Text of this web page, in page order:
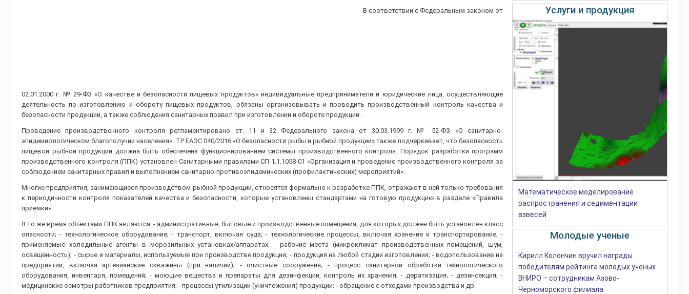
В соответствии с Федеральным законом от
02.01.2000 г. № 29-ФЗ «О качестве и безопасности пищевых продуктов» индивидуальные предприниматели и юридические лица, осуществляющие
деятельность по изготовлению и обороту пищевых продуктов, обязаны организовывать и проводить производственный контроль качества и
безопасности продукции, а также соблюдения санитарных правил при изготовлении и обороте продукции.
Проведение производственного контроля регламентировано ст. 11 и 32 Федерального закона от 30.03.1999 г. № 52-ФЗ «О санитарно-
эпидемиологическом благополучии населения». ТР ЕАЭС 040/2016 «О безопасности рыбы и рыбной продукции» также подчеркивает, что безопасность
пищевой рыбной продукции должна быть обеспечена функционированием системы производственного контроля. Порядок разработки программ
производственного контроля (ППК) установлен Санитарными правилами СП 1.1.1058-01 «Организация и проведение производственного контроля за
соблюдением санитарных правил и выполнением санитарно-противоэпидемических (профилактических) мероприятий».
Многие предприятия, занимающиеся производством рыбной продукции, относятся формально к разработке ППК, отражают в ней только требования
к периодичности контроля показателей качества и безопасности, которые установлены стандартами на готовую продукцию в разделе «Правила
приемки».
В то же время объектами ППК являются: - административные, бытовые и производственные помещения, для которых должен быть установлен класс
опасности; - технологическое оборудование; - транспорт, включая суда; - технологические процессы, включая хранение и транспортирование; -
применяемые холодильные агенты в морозильных установках/аппаратах; - рабочие места (микроклимат производственных помещений, шум,
освещенность); - сырье и материалы, используемые при производстве продукции; - продукция на любой стадии изготовления; - водопользование на
предприятии, включая артезианские скважины (при наличии); - очистные сооружения; - процесс санитарной обработки технологического
оборудования, инвентаря, помещений; - моющие вещества и препараты для дезинфекции, контроль их хранения; - дератизация; - дезинсекция; -
медицинские осмотры работников предприятия; - процессы утилизации (уничтожения) продукции; - обращение с отходами производства и др.
Услуги и продукция
Математическое моделирование
распространения и седиментации
взвесей
Молодые ученые
Кирилл Колончин вручил награды
победителям рейтинга молодых ученых
ВНИРО – сотрудникам Азово-
Черноморского филиала